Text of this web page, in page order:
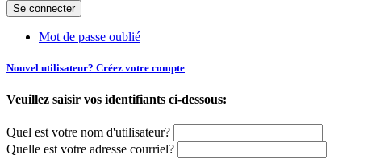
Mot de passe oublié
Nouvel utilisateur? Créez votre compte
Veuillez saisir vos identifiants ci-dessous:
Quel est votre nom d'utilisateur?
Quelle est votre adresse courriel?